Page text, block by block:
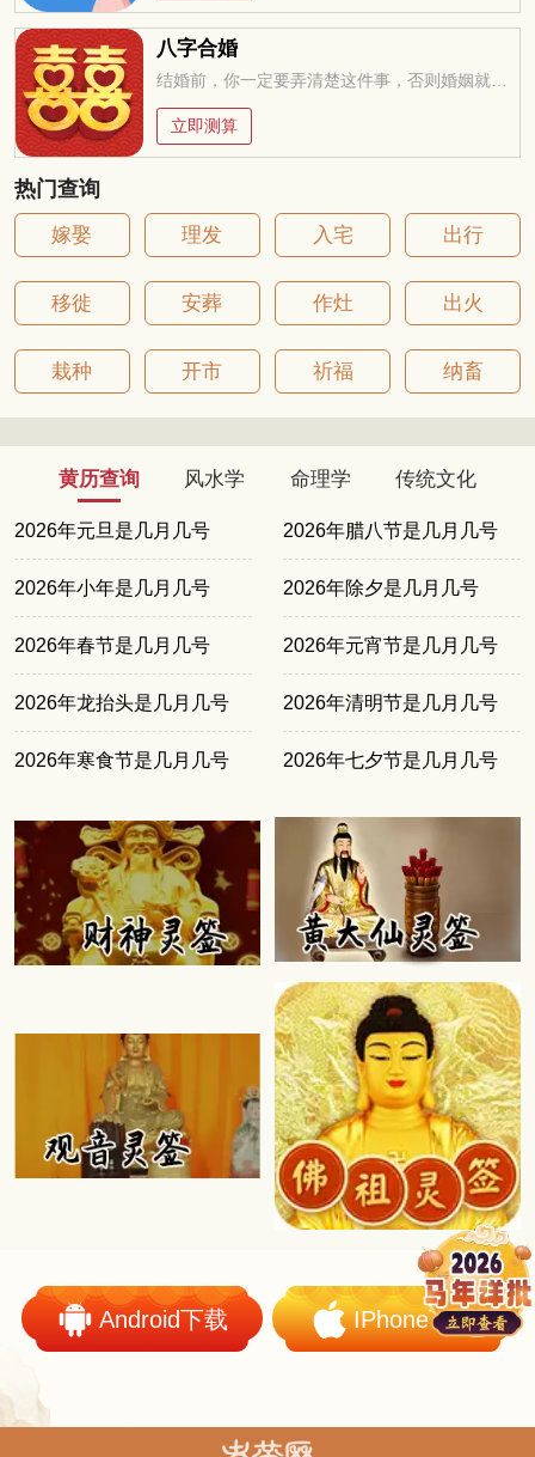
八字合婚
结婚前，你一定要弄清楚这件事，否则婚姻就是你的坟墓
立即测算
热门查询
嫁娶 理发 入宅 出行
移徙 安葬 作灶 出火
栽种 开市 祈福 纳畜
黄历查询 风水学 命理学 传统文化
2026年元旦是几月几号 2026年腊八节是几月几号
2026年小年是几月几号 2026年除夕是几月几号
2026年春节是几月几号 2026年元宵节是几月几号
2026年龙抬头是几月几号 2026年清明节是几月几号
2026年寒食节是几月几号 2026年七夕节是几月几号
Android下载 IPhone下载